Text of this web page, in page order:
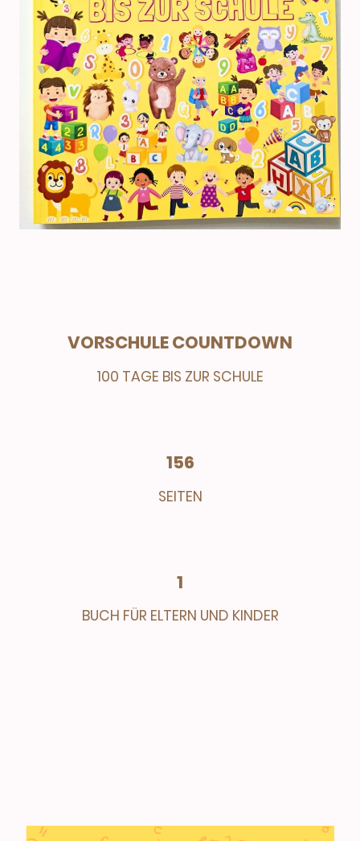
VORSCHULE COUNTDOWN
100 TAGE BIS ZUR SCHULE
156
SEITEN
1
BUCH FÜR ELTERN UND KINDER